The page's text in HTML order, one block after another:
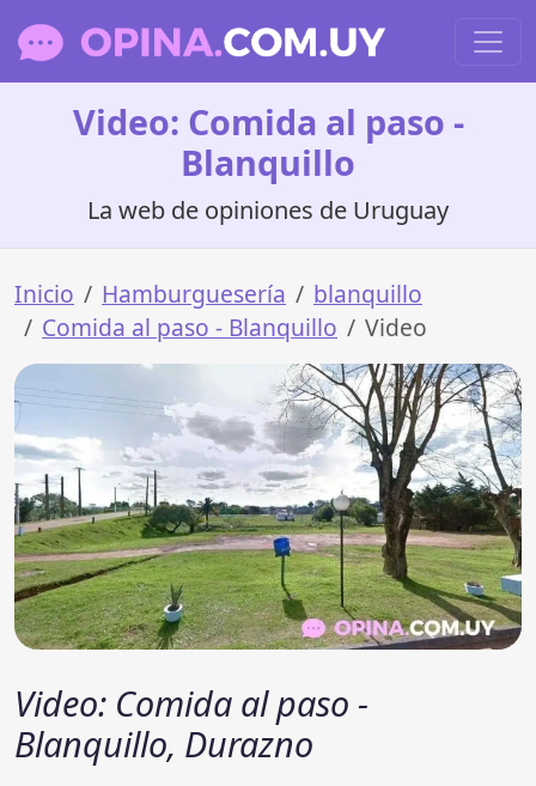
Video: Comida al paso -
Blanquillo
La web de opiniones de Uruguay
Inicio Hamburguesería
blanquillo
Comida al paso - Blanquillo
Video
Video: Comida al paso -
Blanquillo, Durazno